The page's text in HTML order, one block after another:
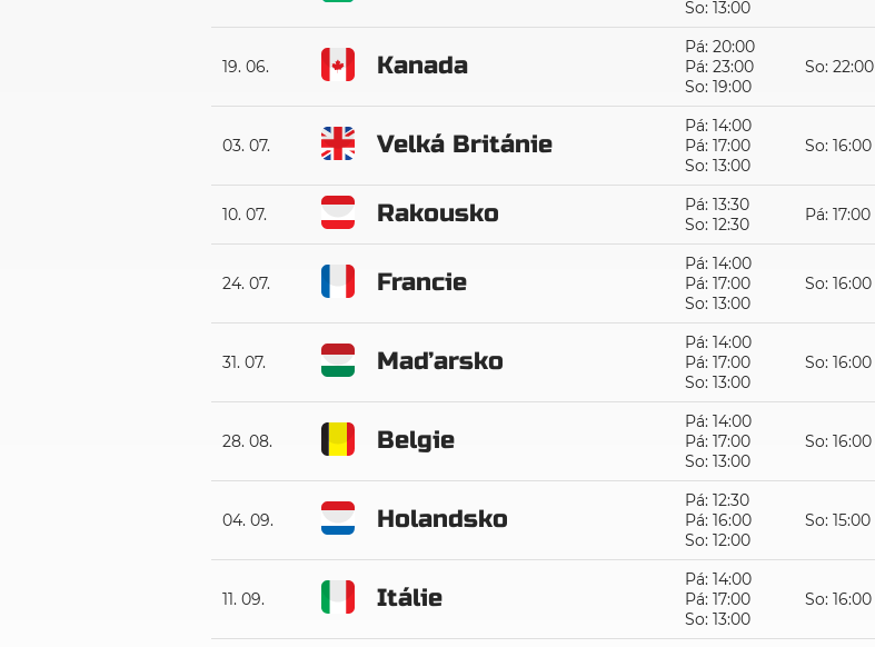
So: 13:00
19. 06. Kanada
Pá: 20:00
Pá: 23:00
So: 19:00
So: 22:00
03. 07. Velká Británie
Pá: 14:00
Pá: 17:00
So: 13:00
So: 16:00
10. 07. Rakousko
Pá: 13:30
So: 12:30
Pá: 17:00
24. 07. Francie
Pá: 14:00
Pá: 17:00
So: 13:00
So: 16:00
31. 07. Maďarsko
Pá: 14:00
Pá: 17:00
So: 13:00
So: 16:00
28. 08. Belgie
Pá: 14:00
Pá: 17:00
So: 13:00
So: 16:00
04. 09. Holandsko
Pá: 12:30
Pá: 16:00
So: 12:00
So: 15:00
11. 09. Itálie
Pá: 14:00
Pá: 17:00
So: 13:00
So: 16:00